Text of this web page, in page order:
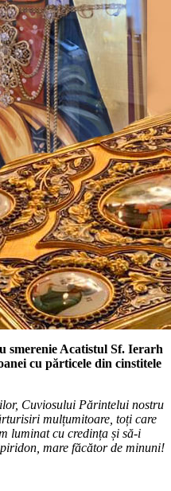
smerenie Acatistul Sf. Ierarh
cu părticele din cinstitele
Cuviosului Părintelui nostru
mulțumitoare, toți care
luminat cu credința și să-i
mare făcător de minuni!